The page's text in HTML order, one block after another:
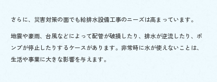
さらに、災害対策の面でも給排水設備工事のニーズは高まっています。
地震や豪雨、台風などによって配管が破損したり、排水が逆流したり、ポ
ンプが停止したりするケースがあります。非常時に水が使えないことは、
生活や事業に大きな影響を与えます。